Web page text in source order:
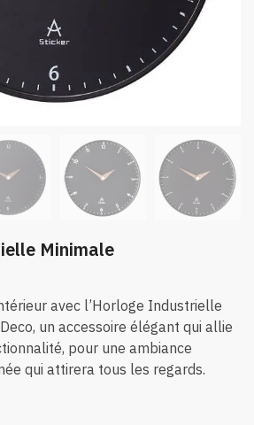
Minimale
avec l’Horloge Industrielle
un accessoire élégant qui allie
pour une ambiance
qui attirera tous les regards.